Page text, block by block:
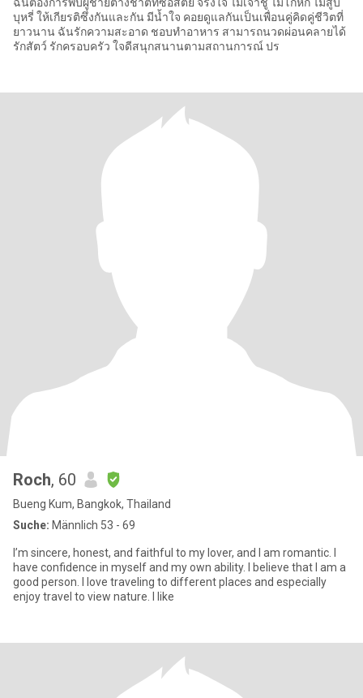
บุหรี่ ให้เกียรติซึ่งกันและกัน มีน้ำใจ คอยดูแลกันเป็นเพื่อนคู่คิดคู่ชีวิตที่
ยาวนาน ฉันรักความสะอาด ชอบทำอาหาร สามารถนวดผ่อนคลายได้
รักสัตว์ รักครอบครัว ใจดีสนุกสนานตามสถานการณ์ ปร
Roch, 60
Bueng Kum, Bangkok, Thailand
Suche: Männlich 53 - 69
I’m sincere, honest, and faithful to my lover, and I am romantic. I
have confidence in myself and my own ability. I believe that I am a
good person. I love traveling to different places and especially
enjoy travel to view nature. I like